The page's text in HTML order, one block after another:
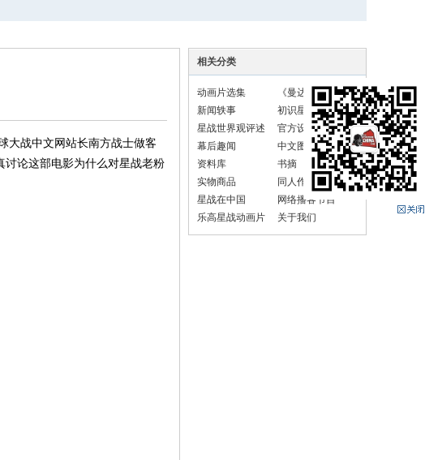
大战中文网站长南方战士做客
讨论这部电影为什么对星战老粉
相关分类
动画片选集
《曼达洛人与古
古》新闻
新闻轶事
初识星战
星战世界观评述
官方设定
幕后趣闻
中文图书
资料库
书摘
实物商品
同人作品
星战在中国
网络播客节目
乐高星战动画片
关于我们